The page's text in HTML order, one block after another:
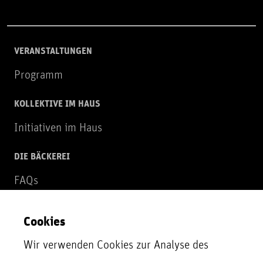
VERANSTALTUNGEN
Programm
KOLLEKTIVE IM HAUS
Initiativen im Haus
DIE BÄCKEREI
FAQs
NEWSLETTER
Zur Newsletter Anmeldung
Cookies
Wir verwenden Cookies zur Analyse des